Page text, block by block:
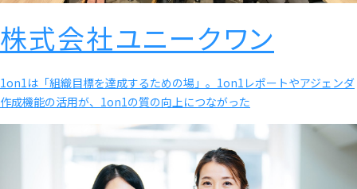
株式会社ユニークワン
1on1は「組織目標を達成するための場」。1on1レポートやアジェンダ
作成機能の活用が、1on1の質の向上につながった